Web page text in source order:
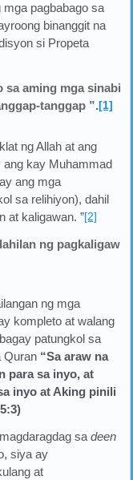
pagbabago sa
binanggit na
si Propeta
sa aming mga sinabi
tanggap ”.[1]
ng Allah at ang
ang kay Muhammad
ang mga
sa relihiyon), dahil
at kaligawan. ”[2]
ng pagkaligaw
ng mga
kompleto at walang
patungkol sa
Quran “Sa araw na
para sa inyo, at
inyo at Aking pinili
sadeen
siya ay
at